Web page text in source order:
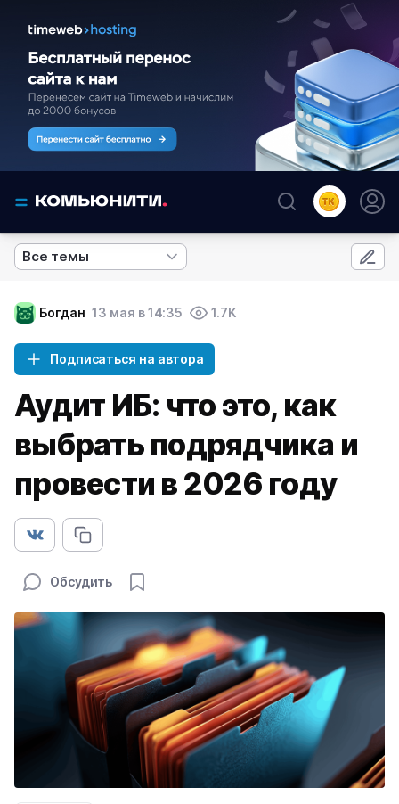
Все темы
Богдан 13 мая в 14:35 1.7K
Подписаться на автора
Аудит ИБ: что это, как
выбрать подрядчика и
провести в 2026 году
Обсудить